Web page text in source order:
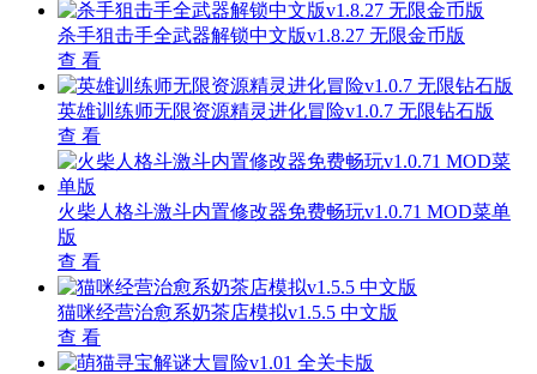
杀手狙击手全武器解锁中文版v1.8.27 无限金币版
查 看
英雄训练师无限资源精灵进化冒险v1.0.7 无限钻石版
查 看
火柴人格斗激斗内置修改器免费畅玩v1.0.71 MOD菜单
版
查 看
猫咪经营治愈系奶茶店模拟v1.5.5 中文版
查 看